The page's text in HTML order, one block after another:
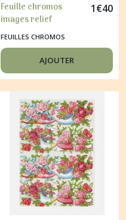
Feuille chromos
images relief
découpage collage
SOURIS 1956
1€40
FEUILLES CHROMOS
AJOUTER